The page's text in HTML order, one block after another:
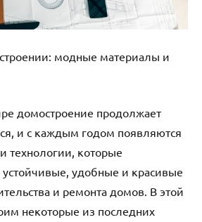
модные материалы и
домостроение продолжает
и с каждым годом появляются
технологии, которые
удобные и красивые
и ремонта домов. В этой
некоторые из последних